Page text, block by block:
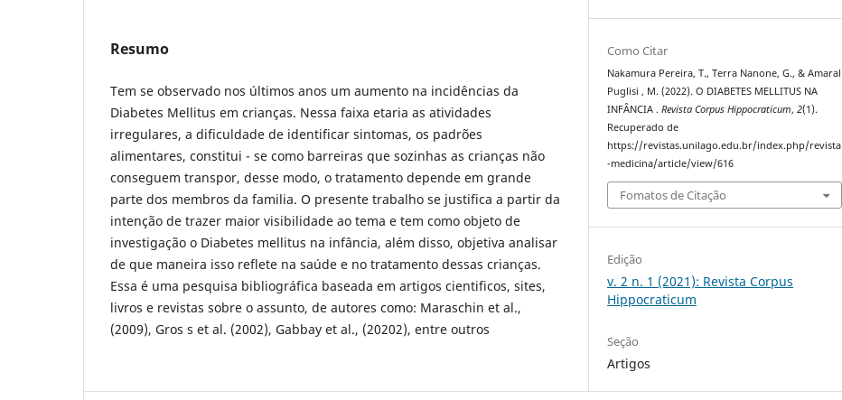
Resumo
Tem se observado nos últimos anos um aumento na incidências da
Diabetes Mellitus em crianças. Nessa faixa etaria as atividades
irregulares, a dificuldade de identificar sintomas, os padrões
alimentares, constitui - se como barreiras que sozinhas as crianças não
conseguem transpor, desse modo, o tratamento depende em grande
parte dos membros da familia. O presente trabalho se justifica a partir da
intenção de trazer maior visibilidade ao tema e tem como objeto de
investigação o Diabetes mellitus na infância, além disso, objetiva analisar
de que maneira isso reflete na saúde e no tratamento dessas crianças.
Essa é uma pesquisa bibliográfica baseada em artigos cientificos, sites,
livros e revistas sobre o assunto, de autores como: Maraschin et al.,
(2009), Gros s et al. (2002), Gabbay et al., (20202), entre outros
Como Citar
Nakamura Pereira, T., Terra Nanone, G., & Amaral
Puglisi , M. (2022). O DIABETES MELLITUS NA
INFÂNCIA .Revista Corpus Hippocraticum,2(1).
Recuperado de
https://revistas.unilago.edu.br/index.php/revista
-medicina/article/view/616
Fomatos de Citação
Edição
v. 2 n. 1 (2021): Revista Corpus
Hippocraticum
Seção
Artigos